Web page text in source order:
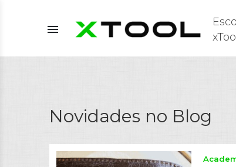
menu
xTool
Novidades no Blog